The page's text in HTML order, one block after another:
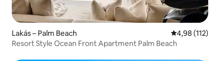
Lakás – Palm Beach Átlagos
4,98 (112)
Resort Style Ocean Front Apartment Palm Beach